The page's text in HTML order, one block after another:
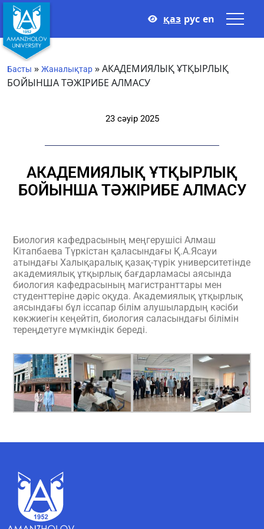
қаз рус en
Басты » Жаналықтар »АКАДЕМИЯЛЫҚ ҰТҚЫРЛЫҚ
БОЙЫНША ТӘЖІРИБЕ АЛМАСУ
23 сәуір 2025
АКАДЕМИЯЛЫҚ ҰТҚЫРЛЫҚ
БОЙЫНША ТӘЖІРИБЕ АЛМАСУ
Биология кафедрасының меңгерушісі Алмаш
Кітапбаева Түркістан қаласындағы Қ.А.Ясауи
атындағы Халықаралық қазақ-түрік университетінде
академиялық ұтқырлық бағдарламасы аясында
биология кафедрасының магистранттары мен
студенттеріне дәріс оқуда. Академиялық ұтқырлық
аясындағы бұл іссапар білім алушылардың кәсіби
көкжиегін кеңейтіп, биология саласындағы білімін
тереңдетуге мүмкіндік береді.